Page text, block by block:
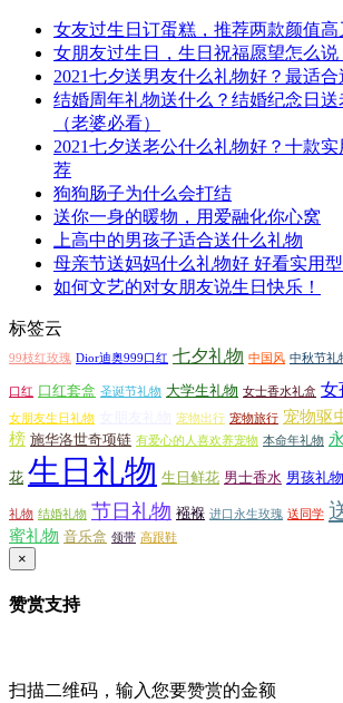
女友过生日订蛋糕，推荐两款颜值
女朋友过生日，生日祝福愿望怎么说
2021七夕送男友什么礼物好？最适
结婚周年礼物送什么？结婚纪念日
（老婆必看）
2021七夕送老公什么礼物好？十款
荐
狗狗肠子为什么会打结
送你一身的暖物，用爱融化你心窝
上高中的男孩子适合送什么礼物
母亲节送妈妈什么礼物好 好看实用
如何文艺的对女朋友说生日快乐！
标签云
99枝红玫瑰 Dior迪奥999口红 七夕礼物 中国风 中秋节礼
口红 口红套盒 圣诞节礼物 大学生礼物 女士香水礼盒 女
女朋友生日礼物 宠物出行 宠物旅行 宠物驱
榜 施华洛世奇项链 有爱心的人喜欢养宠物 本命年礼物
花 生日礼物 生日鲜花 男士香水 男孩礼物
礼物 结婚礼物 节日礼物 襁褓 进口永生玫瑰 送同学
蜜礼物 音乐盒 领带 高跟鞋
×
赞赏支持
扫描二维码，输入您要赞赏的金额